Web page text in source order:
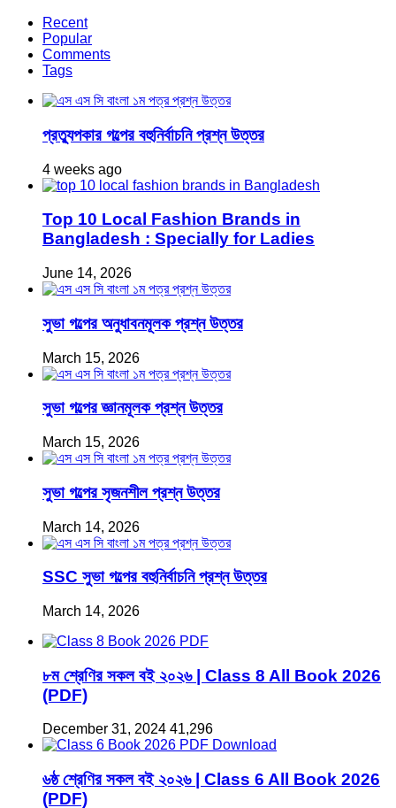
Recent
Popular
Comments
Tags
প্রত্যুপকার গল্পের বহুনির্বাচনি প্রশ্ন উত্তর
4 weeks ago
Top 10 Local Fashion Brands in
Bangladesh : Specially for Ladies
June 14, 2026
সুভা গল্পের অনুধাবনমূলক প্রশ্ন উত্তর
March 15, 2026
সুভা গল্পের জ্ঞানমূলক প্রশ্ন উত্তর
March 15, 2026
সুভা গল্পের সৃজনশীল প্রশ্ন উত্তর
March 14, 2026
SSC সুভা গল্পের বহুনির্বাচনি প্রশ্ন উত্তর
March 14, 2026
৮ম শ্রেণির সকল বই ২০২৬ | Class 8 All Book 2026
(PDF)
December 31, 2024 41,296
৬ষ্ঠ শ্রেণির সকল বই ২০২৬ | Class 6 All Book 2026
(PDF)